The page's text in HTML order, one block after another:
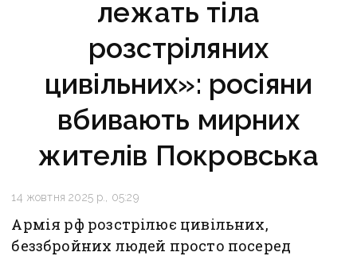
лежать тіла
розстріляних
цивільних»: росіяни
вбивають мирних
жителів Покровська
14 жовтня 2025 р., 05:29
Армія рф розстрілює цивільних,
беззбройних людей просто посеред